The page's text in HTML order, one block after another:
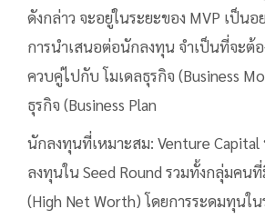
ดังกล่าว จะอยู่ในระยะของ MVP เป็นอ
การนำเสนอต่อนักลงทุน จำเป็นที่จะต้
ควบคู่ไปกับ โมเดลธุรกิจ (Business
ธุรกิจ (Business Plan
นักลงทุนที่เหมาะสม: Venture Capital
ลงทุนใน Seed Round รวมทั้งกลุ่มคนที่
(High Net Worth) โดยการระดมทุนใ